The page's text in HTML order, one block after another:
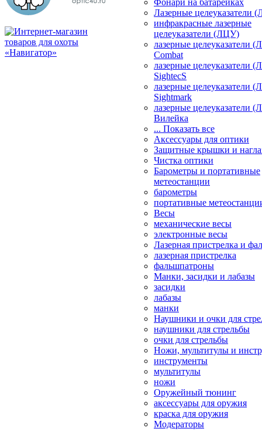
Фонари на батарейках
Лазерные целеуказатели
инфракрасные лазерные
целеуказатели (ЛЦУ)
лазерные целеуказатели
Combat
лазерные целеуказатели
SightecS
лазерные целеуказатели
Sightmark
лазерные целеуказатели
Вилейка
... Показать все
Аксессуары для оптики
Защитные крышки и
Чистка оптики
Барометры и портативные
метеостанции
барометры
портативные
Весы
механические весы
электронные весы
Лазерная пристрелка и
лазерная пристрелка
фальшпатроны
Манки, засидки и лабазы
засидки
лабазы
манки
Наушники и очки для
наушники для стрельбы
очки для стрельбы
Ножи, мультитулы и
инструменты
мультитулы
ножи
Оружейный тюнинг
аксессуары для оружия
краска для оружия
Модераторы